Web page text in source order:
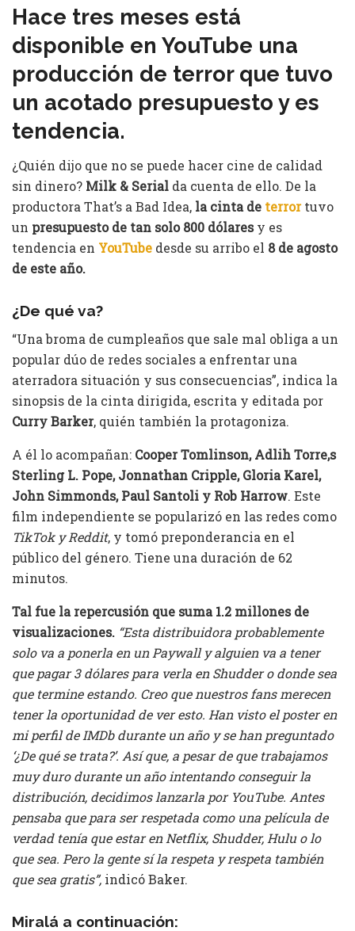
Hace tres meses está
disponible en YouTube una
producción de terror que tuvo
un acotado presupuesto y es
tendencia.
¿Quién dijo que no se puede hacer cine de calidad
sin dinero? Milk & Serial da cuenta de ello. De la
productora That’s a Bad Idea, la cinta de terror tuvo
un presupuesto de tan solo 800 dólaresy es
tendencia en YouTube desde su arribo el 8 de agosto
de este año.
¿De qué va?
“Una broma de cumpleaños que sale mal obliga a un
popular dúo de redes sociales a enfrentar una
aterradora situación y sus consecuencias”, indica la
sinopsis de la cinta dirigida, escrita y editada por
Curry Barker, quién también la protagoniza.
A él lo acompañan: Cooper Tomlinson, Adlih Torre,s
Sterling L. Pope, Jonnathan Cripple, Gloria Karel,
John Simmonds, Paul Santoli y Rob Harrow. Este
film independiente se popularizó en las redes como
TikTok y Reddit, y tomó preponderancia en el
público del género. Tiene una duración de 62
minutos.
Tal fue la repercusión que suma 1.2 millones de
visualizaciones. “Esta distribuidora probablemente
solo va a ponerla en un Paywall y alguien va a tener
que pagar 3 dólares para verla en Shudder o donde sea
que termine estando. Creo que nuestros fans merecen
tener la oportunidad de ver esto. Han visto el poster en
mi perfil de IMDb durante un año y se han preguntado
‘¿De qué se trata?’. Así que, a pesar de que trabajamos
muy duro durante un año intentando conseguir la
distribución, decidimos lanzarla por YouTube. Antes
pensaba que para ser respetada como una película de
verdad tenía que estar en Netflix, Shudder, Hulu o lo
que sea. Pero la gente sí la respeta y respeta también
que sea gratis”, indicó Baker.
Miralá a continuación: